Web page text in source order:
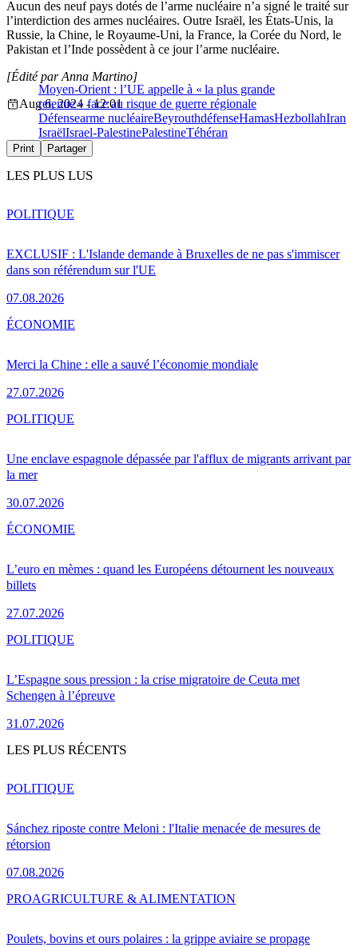
Aucun des neuf pays dotés de l’arme nucléaire n’a signé le traité sur
l’interdiction des armes nucléaires. Outre Israël, les États-Unis, la
Russie, la Chine, le Royaume-Uni, la France, la Corée du Nord, le
Pakistan et l’Inde possèdent à ce jour l’arme nucléaire.
Moyen-Orient : l’UE appelle à « la plus grande
retenue » face au risque de guerre régionale
[Édité par Anna Martino]
Aug 6, 2024 - 12:01
Défensearme nucléaireBeyrouthdéfenseHamasHezbollahIran
IsraëlIsrael-PalestinePalestineTéhéran
Print Partager
LES PLUS LUS
EXCLUSIF : L'Islande demande à Bruxelles de ne pas s'immiscer
dans son référendum sur l'UE
07.08.2026
POLITIQUE
Merci la Chine : elle a sauvé l’économie mondiale
27.07.2026
ÉCONOMIE
Une enclave espagnole dépassée par l'afflux de migrants arrivant par
la mer
30.07.2026
POLITIQUE
L’euro en mèmes : quand les Européens détournent les nouveaux
billets
27.07.2026
ÉCONOMIE
L’Espagne sous pression : la crise migratoire de Ceuta met
Schengen à l’épreuve
31.07.2026
POLITIQUE
LES PLUS RÉCENTS
Sánchez riposte contre Meloni : l'Italie menacée de mesures de
rétorsion
07.08.2026
POLITIQUE
Poulets, bovins et ours polaires : la grippe aviaire se propage
PROAGRICULTURE & ALIMENTATION